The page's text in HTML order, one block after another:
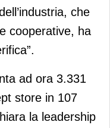
che
cooperative, ha
ad ora 3.331
store in 107
la leadership